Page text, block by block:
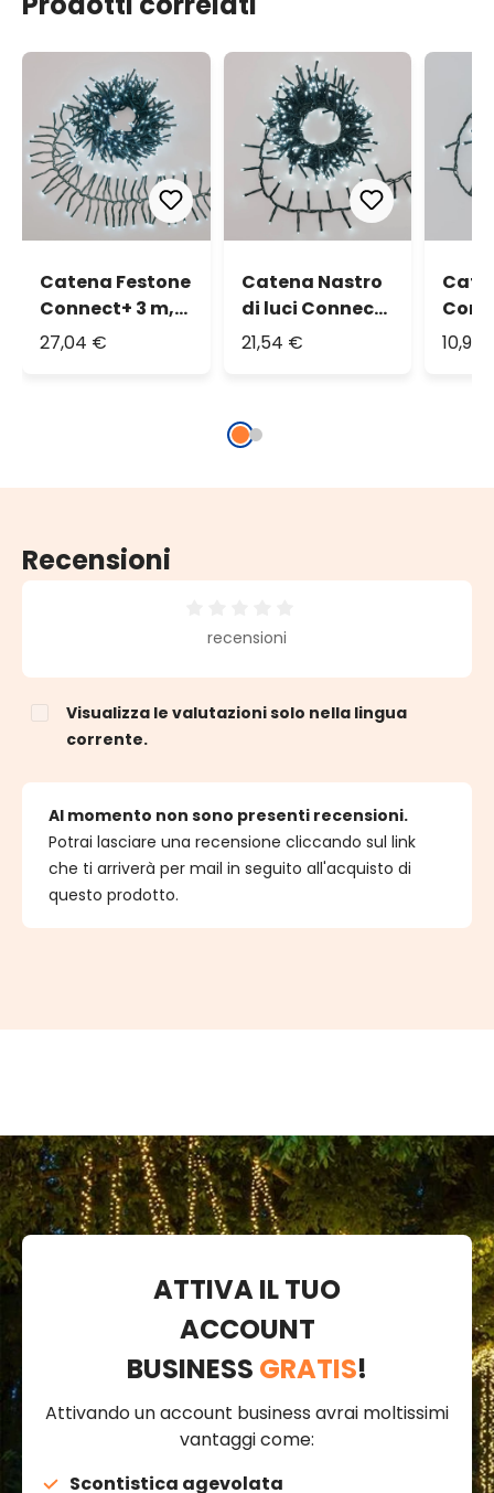
Catena Festone
Connect+ 3 m,
300 led bianco
27,04 €
Catena Nastro
di luci Connect+
5 m, 250 led
21,54 €
100
10,99
Recensioni
Valutazione media di 0 su 5 stelle
recensioni
Visualizza le valutazioni solo nella lingua
corrente.
Al momento non sono presenti recensioni.
Potrai lasciare una recensione cliccando sul link
che ti arriverà per mail in seguito all'acquisto di
questo prodotto.
ATTIVA IL TUO
ACCOUNT
BUSINESS GRATIS!
Attivando un account business avrai moltissimi
vantaggi come:
Scontistica agevolata